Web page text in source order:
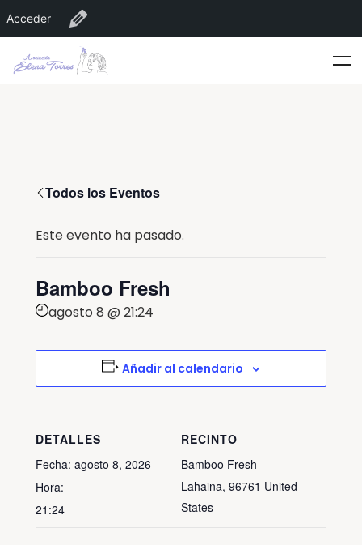
Todos los Eventos
Este evento ha pasado.
Bamboo Fresh
agosto 8 @ 21:24
Añadir al calendario
DETALLES
Fecha: agosto 8, 2026
Hora:
21:24
RECINTO
Bamboo Fresh
Lahaina, 96761 United
States
Acceder